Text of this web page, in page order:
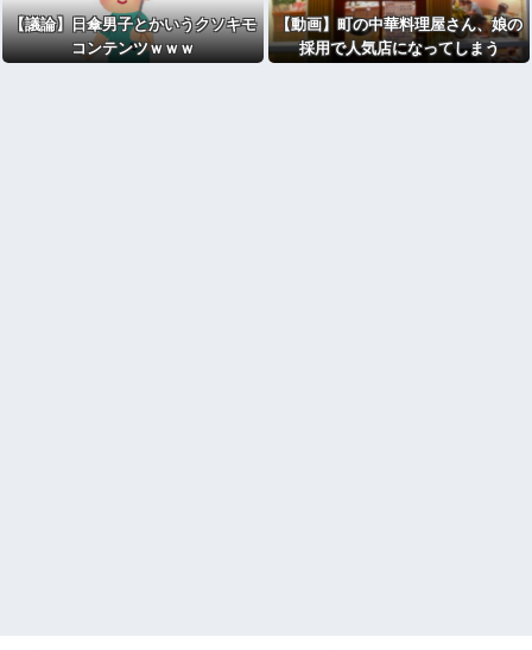
【議論】日傘男子とかいうクソキモ
コンテンツｗｗｗ
【動画】町の中華料理屋さん、娘の
採用で人気店になってしまう